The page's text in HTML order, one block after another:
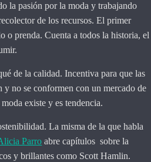
la pasión por la moda y trabajando
de los recursos. El primer
o prenda. Cuenta a todos la historia, el
de la calidad. Incentiva para que las
y no se conformen con un mercado de
existe y es tendencia.
La misma de la que habla
Parro abre capítulos sobre la
y brillantes como Scott Hamlin.